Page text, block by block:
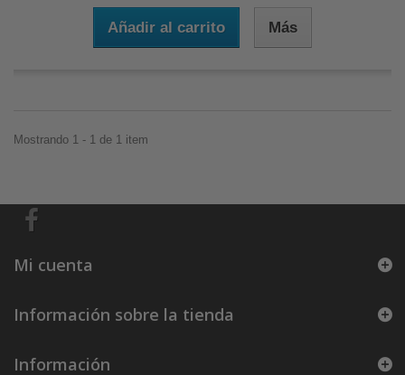
Añadir al carrito Más
Mostrando 1 - 1 de 1 item
Mi cuenta
Información sobre la tienda
Información